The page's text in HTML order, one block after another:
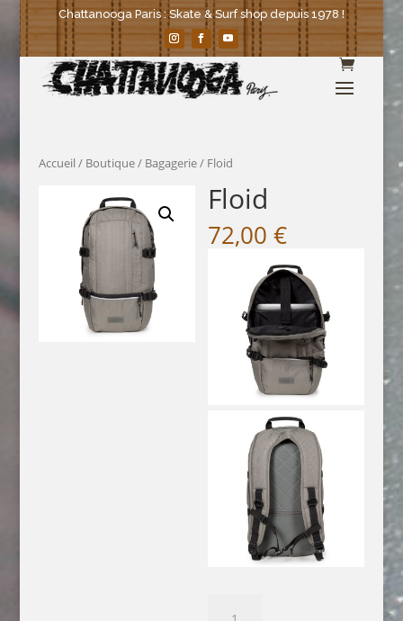
Chattanooga Paris : Skate & Surf shop depuis 1978 !
Accueil / Boutique/ Bagagerie/ Floid
Floid
72,00€